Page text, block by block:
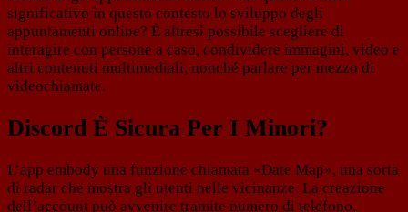
significativo in questo contesto lo sviluppo degli
appuntamenti online? È altresì possibile scegliere di
interagire con persone a caso, condividere immagini, video e
altri contenuti multimediali, nonché parlare per mezzo di
videochiamate.
Discord È Sicura Per I Minori?
L’app embody una funzione chiamata «Date Map», una sorta
di radar che mostra gli utenti nelle vicinanze. La creazione
dell’account può avvenire tramite numero di telefono,